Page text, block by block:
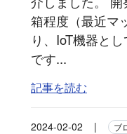
箱程度（最近マ
り、IoT機器と
です...
記事を読む
2024-02-02 | ブ